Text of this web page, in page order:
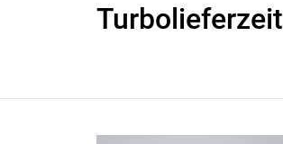
Turbolieferzeit